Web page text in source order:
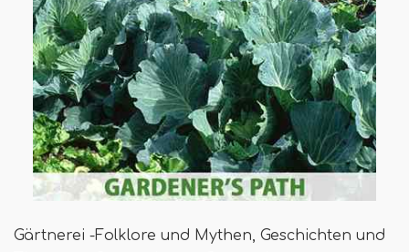
Gärtnerei -Folklore und Mythen, Geschichten und